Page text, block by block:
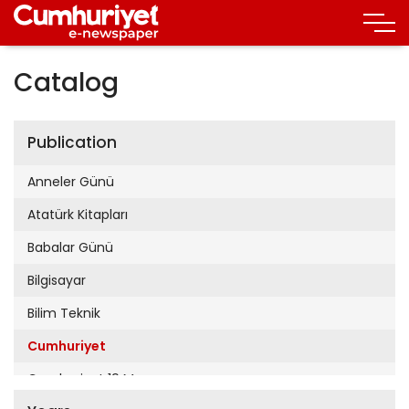
Catalog
Publication
Anneler Günü
Atatürk Kitapları
Babalar Günü
Bilgisayar
Bilim Teknik
Cumhuriyet
Cumhuriyet 19 Mayıs